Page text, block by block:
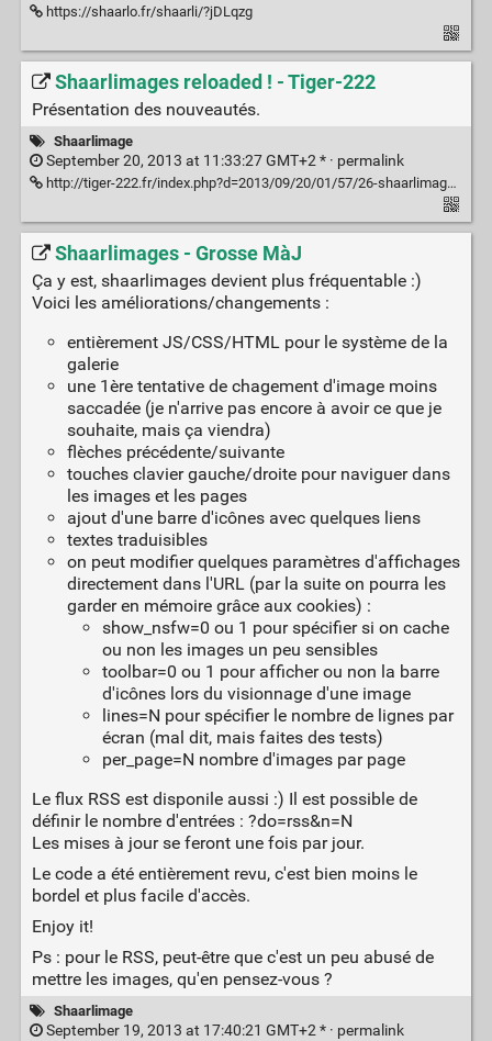
https://shaarlo.fr/shaarli/?jDLqzg
Shaarlimages reloaded ! - Tiger-222
Présentation des nouveautés.
Shaarlimage
September 20, 2013 at 11:33:27 GMT+2 * · permalink
http://tiger-222.fr/index.php?d=2013/09/20/01/57/26-shaarlimages-reloaded
Shaarlimages - Grosse MàJ
Ça y est, shaarlimages devient plus fréquentable :)
Voici les améliorations/changements :
entièrement JS/CSS/HTML pour le système de la
galerie
une 1ère tentative de chagement d'image moins
saccadée (je n'arrive pas encore à avoir ce que je
souhaite, mais ça viendra)
flèches précédente/suivante
touches clavier gauche/droite pour naviguer dans
les images et les pages
ajout d'une barre d'icônes avec quelques liens
textes traduisibles
on peut modifier quelques paramètres d'affichages
directement dans l'URL (par la suite on pourra les
garder en mémoire grâce aux cookies) :
show_nsfw=0 ou 1 pour spécifier si on cache
ou non les images un peu sensibles
toolbar=0 ou 1 pour afficher ou non la barre
d'icônes lors du visionnage d'une image
lines=N pour spécifier le nombre de lignes par
écran (mal dit, mais faites des tests)
per_page=N nombre d'images par page
Le flux RSS est disponile aussi :) Il est possible de
définir le nombre d'entrées : ?do=rss&n=N
Les mises à jour se feront une fois par jour.
Le code a été entièrement revu, c'est bien moins le
bordel et plus facile d'accès.
Enjoy it!
Ps : pour le RSS, peut-être que c'est un peu abusé de
mettre les images, qu'en pensez-vous ?
Shaarlimage
September 19, 2013 at 17:40:21 GMT+2 * · permalink